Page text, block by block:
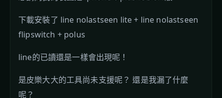
下載安裝了 line nolastseen lite + line nolastseen
flipswitch + polus
line的已讀還是一樣會出現呢！
是皮樂大大的工具尚未支援呢？ 還是我漏了什麼
呢？